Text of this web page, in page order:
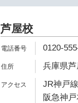
芦屋校
0120-
兵庫県
JR神戸
阪急神